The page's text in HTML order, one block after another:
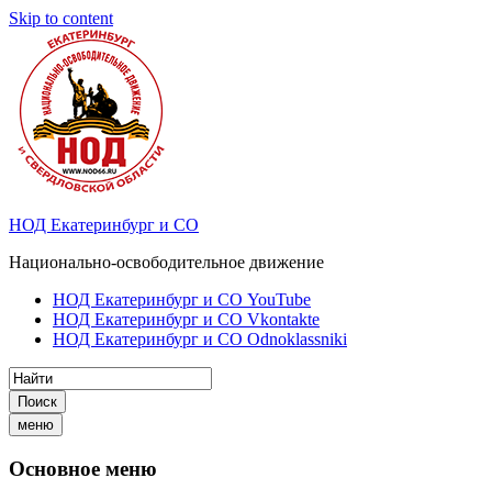
Skip to content
НОД Екатеринбург и СО
Национально-освободительное движение
НОД Екатеринбург и СО YouTube
НОД Екатеринбург и СО Vkontakte
НОД Екатеринбург и СО Odnoklassniki
Поиск
меню
Основное меню